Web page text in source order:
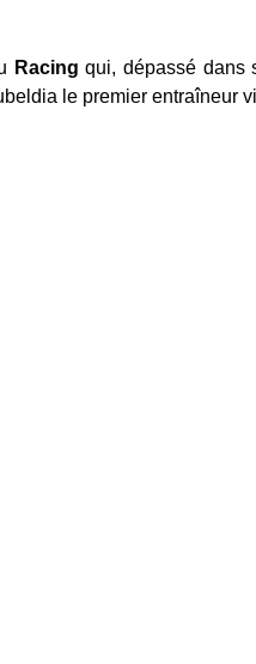
Racing qui, dépassé dans
le premier entraîneur